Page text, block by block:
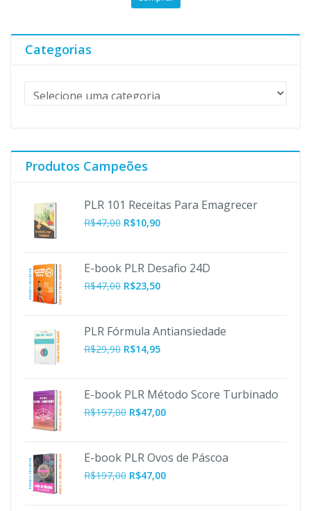
original
R$47,00.R$10,90.
Categorias
Produtos Campeões
PLR 101 Receitas Para Emagrecer
R$47,00 O
era:
R$47,00.
R$10,90O
é:
R$10,90.
E-book PLR Desafio 24D
R$47,00 R$23,50
PLR Fórmula Antiansiedade
R$29,90 R$14,95
E-book PLR Método Score Turbinado
R$197,00 O
era:
R$197,00.
R$47,00O
é:
R$47,00.
E-book PLR Ovos de Páscoa
R$197,00 O
R$47,00O